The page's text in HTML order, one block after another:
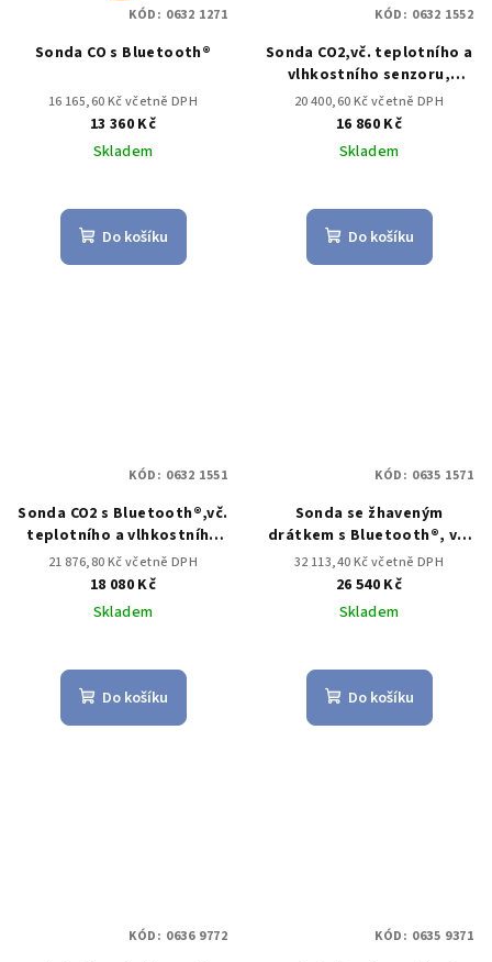
Sonda CO s Bluetooth®
16 165,60 Kč včetně DPH
13 360 Kč
Skladem
Do košíku
KÓD: 0632 1271
Sonda CO2,vč. teplotního a
vlhkostního senzoru,
s připojovacím kabelem
20 400,60 Kč včetně DPH
16 860 Kč
Skladem
Do košíku
KÓD: 0632 1552
Sonda CO2 s Bluetooth®,vč.
teplotního a vlhkostního
senzoru
21 876,80 Kč včetně DPH
18 080 Kč
Skladem
Do košíku
KÓD: 0632 1551
Sonda se žhaveným
drátkem s Bluetooth®, vč.
teplotního a vlhkostního
senzoru
32 113,40 Kč včetně DPH
26 540 Kč
Skladem
Do košíku
KÓD: 0635 1571
KÓD: 0636 9772 KÓD: 0635 9371